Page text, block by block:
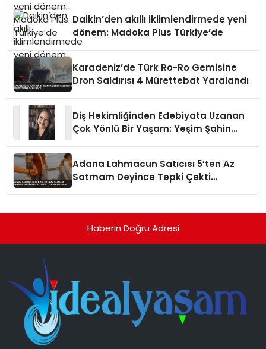
Daikin’den akıllı iklimlendirmede yeni
dönem: Madoka Plus Türkiye’de
Karadeniz’de Türk Ro-Ro Gemisine
Dron Saldırısı 4 Mürettebat Yaralandı
Diş Hekimliğinden Edebiyata Uzanan
Çok Yönlü Bir Yaşam: Yeşim Şahin
Adana Lahmacun Satıcısı 5’ten Az
Satmam Deyince Tepki Çekti
Haberin Doğru Adresi